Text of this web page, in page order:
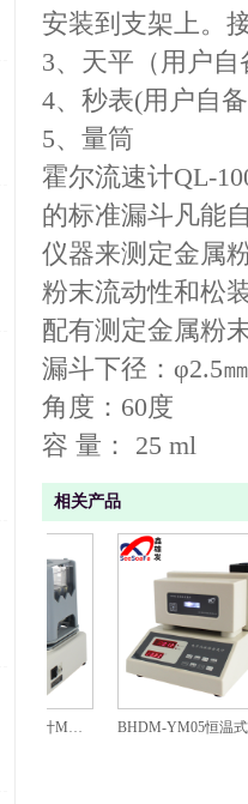
安装到支架上。
3、天平（用户自
4、秒表(用户自
5、量筒
霍尔流速计QL-
的标准漏斗凡能
仪器来测定金属
粉末流动性和松
配有测定金属粉
漏斗下径：φ2.5
角度：60度
容 量： 25 ml
相关产品
经济型橡胶塑料密度计MH-300A